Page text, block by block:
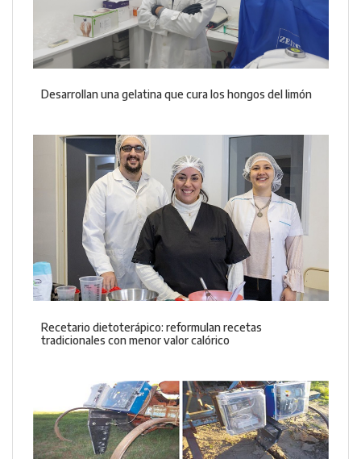
Desarrollan una gelatina que cura los hongos del limón
Recetario dietoterápico: reformulan recetas
tradicionales con menor valor calórico